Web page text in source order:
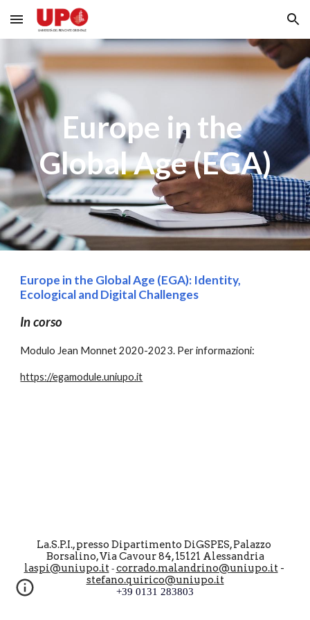
Skip to main content Skip to navigation
Europe in the
Global Age (EGA)
Europe in the Global Age (EGA): Identity,
Ecological and Digital Challenges
In corso
Modulo Jean Monnet 2020-2023. Per informazioni:
https://egamodule.uniupo.it
La.S.P.I., presso Dipartimento DiGSPES, Palazzo
Borsalino, Via Cavour 84, 15121 Alessandria
laspi@uniupo.it - corrado.malandrino@uniupo.it
stefano.quirico@uniupo.it
+39 0131 283803